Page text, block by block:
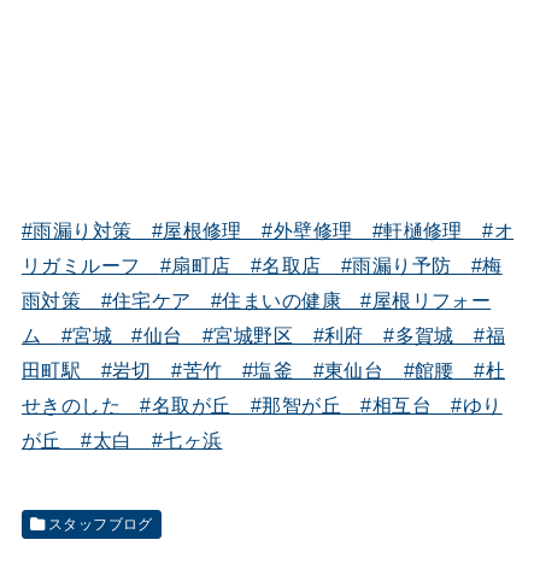
#雨漏り対策 #屋根修理#外壁修理 #軒樋修理#オ
リガミルーフ #扇町店 #名取店 #雨漏り予防 #梅
雨対策 #住宅ケア#住まいの健康#屋根リフォー
ム #宮城#仙台#宮城野区 #利府#多賀城#福
田町駅 #岩切#苦竹 #塩釜 #東仙台 #館腰#杜
せきのした#名取が丘 #那智が丘#相互台#ゆり
が丘#太白 #七ヶ浜
スタッフブログ